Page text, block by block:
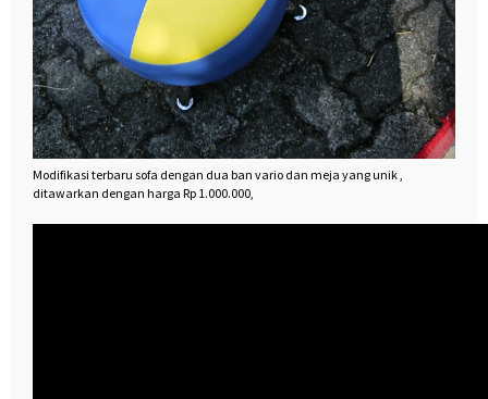
Modifikasi terbaru sofa dengan dua ban vario dan meja yang unik ,
ditawarkan dengan harga Rp 1.000.000,